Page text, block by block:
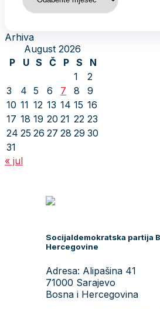
Arhiva
August 2026
P
U S Č P S
N
1
2
3
4 5 6 7 8
9
10 11 12 13 14 15 16
17 18 19 20 21 22 23
24 25 26 27 28 29 30
31
« jul
Socijaldemokratska partija
Hercegovine
Adresa: Alipašina 41
71000 Sarajevo
Bosna i Hercegovina